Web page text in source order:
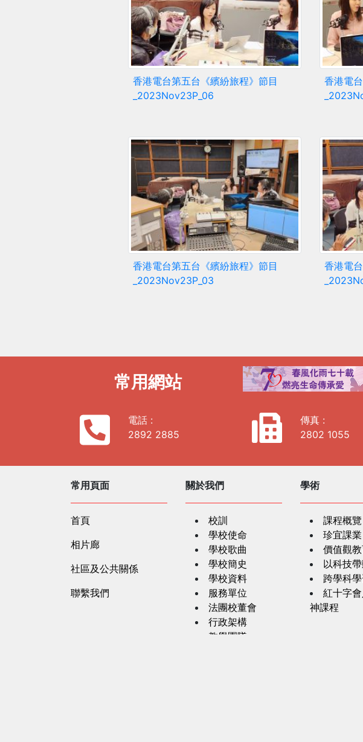
香港電台第五台《繽紛旅程》節目
_2023Nov23P_06
香港電
香港電台第五台《繽紛旅程》節目
_2023Nov23P_03
香港電
常用網站
電話 :
2892 2885
傳真 :
2802 1055
常用頁面
首頁
相片廊
社區及公共關係
聯繫我們
關於我們
校訓
學校使命
學校歌曲
學校簡史
學校資料
服務單位
法團校董會
行政架構
教學團隊
學術
課程概覽
珍宜課業
價值觀
以科技
跨學科
紅十字
神課程